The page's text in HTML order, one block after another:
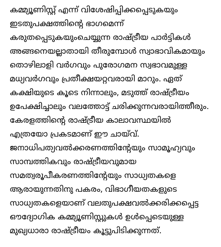
കമ്മ്യൂണിസ്റ്റ് എന്ന് വിശേഷിപ്പിക്കപ്പെടുകയും
ഇടതുപക്ഷത്തിൻ്റെ ഭാഗമെന്ന്
കരുതപ്പെടുകയുംചെയ്യുന്ന രാഷ്ട്രീയ പാർട്ടികൾ
അങ്ങനെയല്ലാതായി തീരുമ്പോൾ സ്വാഭാവികമായും
തൊഴിലാളി വർഗവും പുരോഗമന സ്വഭാവമുള്ള
മധ്യവർഗവും പ്രതീക്ഷയറ്റവരായി മാറും. ഏത്
കക്ഷിയുടെ കൂടെ നിന്നാലും, മടുത്ത് രാഷ്ട്രീയം
ഉപേക്ഷിച്ചാലും വലത്തോട്ട് ചരിക്കുന്നവരായിത്തീരും.
കേരളത്തിൻ്റെ രാഷ്ട്രീയ കാലാവസ്ഥയിൽ
എത്രയോ പ്രകടമാണ് ഈ ചായ്‌വ്.
ജനാധിപത്യവൽക്കരണത്തിൻ്റേയും സാമൂഹ്യവും
സാമ്പത്തികവും രാഷ്ട്രീയവുമായ
സമത്വരൂപീകരണത്തിൻ്റേയും സാധ്യതകളെ
ആരായുന്നതിനു പകരം, വിഭാഗീയതകളുടെ
സാധ്യതകളെയാണ് വലതുപക്ഷവൽക്കരിക്കപ്പെട്ട
ഔദ്യോഗിക കമ്മ്യൂണിസ്റ്റുകൾ ഉൾപ്പെടെയുള്ള
മുഖ്യധാരാ രാഷ്ട്രീയം കൂട്ടുപിടിക്കുന്നത്.